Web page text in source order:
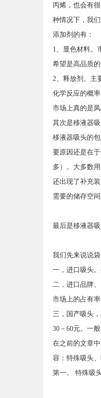
丙烯，也会有
种情况下，我
添加剂的有：
1、显色材料。
希望是高品质
2、释放剂。主
化学反应的概
市场上真的是
其次是移液器
移液器吸头的
要原因还是在
多）。大多数
还出现了补充
需要的储存空
最后是移液器吸
我们先来说说
一，进口吸头
二，进口品牌
市场上的占有率
三，国产吸头
30－60元。一
在之前的文章
容：特殊吸头
第一、 特殊吸头